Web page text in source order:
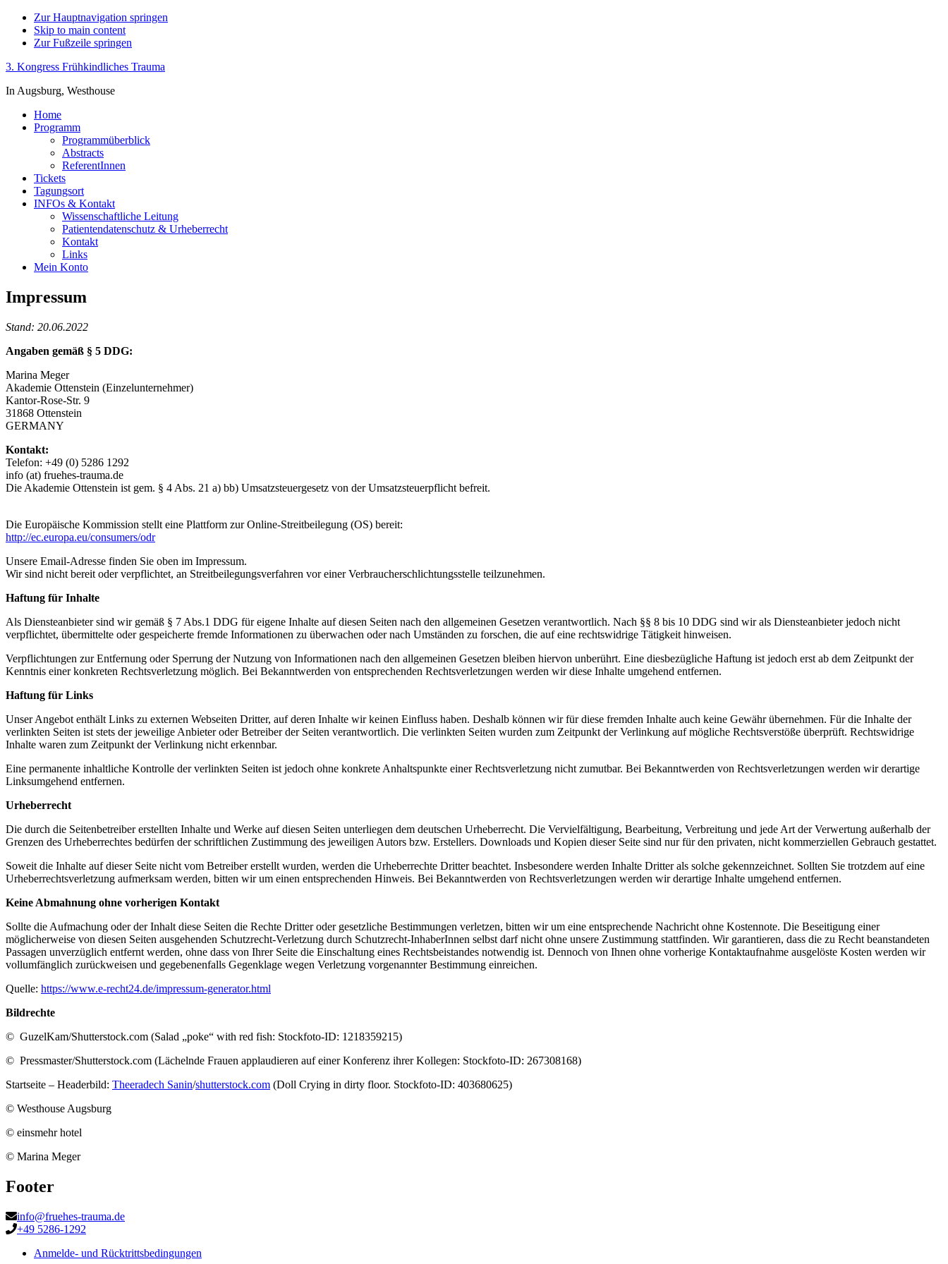
Zur Hauptnavigation springen
Skip to main content
Zur Fußzeile springen
3. Kongress Frühkindliches Trauma
In Augsburg, Westhouse
Home
Programm
Programmüberblick
Abstracts
ReferentInnen
Tickets
Tagungsort
INFOs & Kontakt
Wissenschaftliche Leitung
Patientendatenschutz & Urheberrecht
Kontakt
Links
Mein Konto
Impressum
Stand: 20.06.2022
Angaben gemäß § 5 DDG:
Marina Meger
Akademie Ottenstein (Einzelunternehmer)
Kantor-Rose-Str. 9
31868 Ottenstein
GERMANY
Kontakt:
Telefon: +49 (0) 5286 1292
info (at) fruehes-trauma.de
Die Akademie Ottenstein ist gem. § 4 Abs. 21 a) bb) Umsatzsteuergesetz von der Umsatzsteuerpflicht befreit.
Die Europäische Kommission stellt eine Plattform zur Online-Streitbeilegung (OS) bereit:
http://ec.europa.eu/consumers/odr
Unsere Email-Adresse finden Sie oben im Impressum.
Wir sind nicht bereit oder verpflichtet, an Streitbeilegungsverfahren vor einer Verbraucherschlichtungsstelle teilzunehmen.
Haftung für Inhalte
Als Diensteanbieter sind wir gemäß § 7 Abs.1 DDG für eigene Inhalte auf diesen Seiten nach den allgemeinen Gesetzen verantwortlich. Nach §§ 8 bis 10 DDG sind wir als Diensteanbieter jedoch nicht
verpflichtet, übermittelte oder gespeicherte fremde Informationen zu überwachen oder nach Umständen zu forschen, die auf eine rechtswidrige Tätigkeit hinweisen.
Verpflichtungen zur Entfernung oder Sperrung der Nutzung von Informationen nach den allgemeinen Gesetzen bleiben hiervon unberührt. Eine diesbezügliche Haftung ist jedoch erst ab dem Zeitpunkt der
Kenntnis einer konkreten Rechtsverletzung möglich. Bei Bekanntwerden von entsprechenden Rechtsverletzungen werden wir diese Inhalte umgehend entfernen.
Haftung für Links
Unser Angebot enthält Links zu externen Webseiten Dritter, auf deren Inhalte wir keinen Einfluss haben. Deshalb können wir für diese fremden Inhalte auch keine Gewähr übernehmen. Für die Inhalte der
verlinkten Seiten ist stets der jeweilige Anbieter oder Betreiber der Seiten verantwortlich. Die verlinkten Seiten wurden zum Zeitpunkt der Verlinkung auf mögliche Rechtsverstöße überprüft. Rechtswidrige
Inhalte waren zum Zeitpunkt der Verlinkung nicht erkennbar.
Eine permanente inhaltliche Kontrolle der verlinkten Seiten ist jedoch ohne konkrete Anhaltspunkte einer Rechtsverletzung nicht zumutbar. Bei Bekanntwerden von Rechtsverletzungen werden wir derartige
Linksumgehend entfernen.
Urheberrecht
Die durch die Seitenbetreiber erstellten Inhalte und Werke auf diesen Seiten unterliegen dem deutschen Urheberrecht. Die Vervielfältigung, Bearbeitung, Verbreitung und jede Art der Verwertung außerhalb der
Grenzen des Urheberrechtes bedürfen der schriftlichen Zustimmung des jeweiligen Autors bzw. Erstellers. Downloads und Kopien dieser Seite sind nur für den privaten, nicht kommerziellen Gebrauch gestattet.
Soweit die Inhalte auf dieser Seite nicht vom Betreiber erstellt wurden, werden die Urheberrechte Dritter beachtet. Insbesondere werden Inhalte Dritter als solche gekennzeichnet. Sollten Sie trotzdem auf eine
Urheberrechtsverletzung aufmerksam werden, bitten wir um einen entsprechenden Hinweis. Bei Bekanntwerden von Rechtsverletzungen werden wir derartige Inhalte umgehend entfernen.
Keine Abmahnung ohne vorherigen Kontakt
Sollte die Aufmachung oder der Inhalt diese Seiten die Rechte Dritter oder gesetzliche Bestimmungen verletzen, bitten wir um eine entsprechende Nachricht ohne Kostennote. Die Beseitigung einer
möglicherweise von diesen Seiten ausgehenden Schutzrecht-Verletzung durch Schutzrecht-InhaberInnen selbst darf nicht ohne unsere Zustimmung stattfinden. Wir garantieren, dass die zu Recht beanstandeten
Passagen unverzüglich entfernt werden, ohne dass von Ihrer Seite die Einschaltung eines Rechtsbeistandes notwendig ist. Dennoch von Ihnen ohne vorherige Kontaktaufnahme ausgelöste Kosten werden wir
vollumfänglich zurückweisen und gegebenenfalls Gegenklage wegen Verletzung vorgenannter Bestimmung einreichen.
Quelle: https://www.e-recht24.de/impressum-generator.html
Bildrechte
© GuzelKam/Shutterstock.com (Salad „poke“ with red fish: Stockfoto-ID: 1218359215)
© Pressmaster/Shutterstock.com (Lächelnde Frauen applaudieren auf einer Konferenz ihrer Kollegen: Stockfoto-ID: 267308168)
Startseite – Headerbild: Theeradech Sanin/shutterstock.com (Doll Crying in dirty floor. Stockfoto-ID: 403680625)
© Westhouse Augsburg
© einsmehr hotel
© Marina Meger
Footer
info@fruehes-trauma.de
+49 5286-1292
Anmelde- und Rücktrittsbedingungen